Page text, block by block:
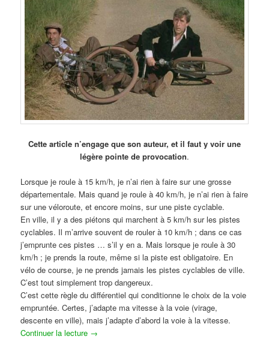
Cette article n’engage que son auteur, et il faut y voir une
légère pointe de provocation.
Lorsque je roule à 15 km/h, je n’ai rien à faire sur une grosse
départementale. Mais quand je roule à 40 km/h, je n’ai rien à faire
sur une véloroute, et encore moins, sur une piste cyclable.
En ville, il y a des piétons qui marchent à 5 km/h sur les pistes
cyclables. Il m’arrive souvent de rouler à 10 km/h ; dans ce cas
j’emprunte ces pistes … s’il y en a. Mais lorsque je roule à 30
km/h ; je prends la route, même si la piste est obligatoire. En
vélo de course, je ne prends jamais les pistes cyclables de ville.
C’est tout simplement trop dangereux.
C’est cette règle du différentiel qui conditionne le choix de la voie
empruntée. Certes, j’adapte ma vitesse à la voie (virage,
descente en ville), mais j’adapte d’abord la voie à la vitesse.
Continuer la lecture →